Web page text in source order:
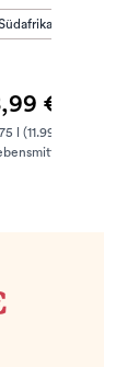
hinzufügen
€
l (11.99 € / 1 Liter)